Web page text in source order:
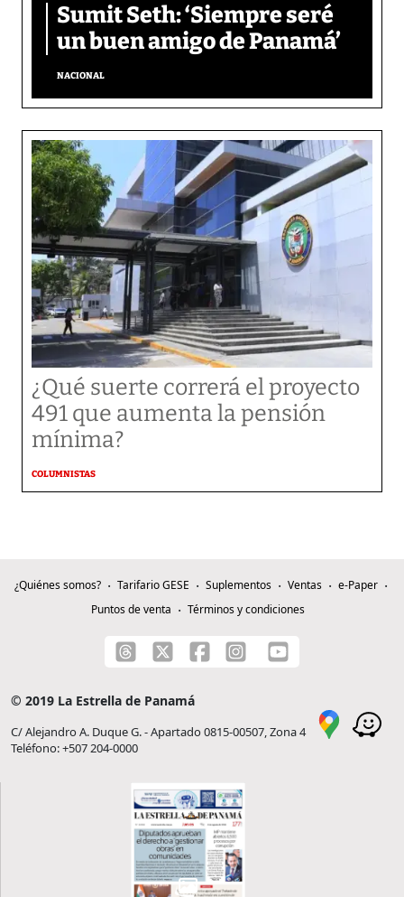
Sumit Seth: ‘Siempre seré
un buen amigo de Panamá’
NACIONAL
¿Qué suerte correrá el proyecto
491 que aumenta la pensión
mínima?
COLUMNISTAS
¿Quiénes somos? Tarifario GESE Suplementos Ventas
e-Paper
Puntos de venta
Términos y condiciones
© 2019 La Estrella de Panamá
C/ Alejandro A. Duque G. - Apartado 0815-00507, Zona 4
Teléfono: +507 204-0000